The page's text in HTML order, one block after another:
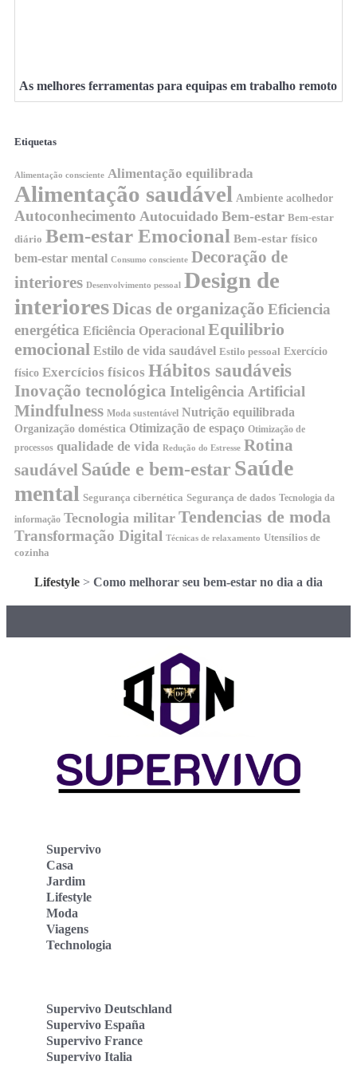
As melhores ferramentas para equipas em trabalho remoto
Etiquetas
Alimentação consciente Alimentação equilibrada
Alimentação saudável Ambiente acolhedor
Autoconhecimento Autocuidado Bem-estar Bem-estar
diário Bem-estar Emocional Bem-estar físico
bem-estar mental Consumo consciente Decoração de
interiores Desenvolvimento pessoal
Design de
interioresDicas de organização Eficiencia
energética Eficiência Operacional Equilibrio
emocional Estilo de vida saudável Estilo pessoal Exercício
físico Exercícios físicos Hábitos saudáveis
Inovação tecnológica Inteligência Artificial
Mindfulness Moda sustentável Nutrição equilibrada
Organização doméstica Otimização de espaço Otimização de
processos qualidade de vida Redução do Estresse Rotina
saudável Saúde e bem-estar Saúde
mental Segurança cibernética Segurança de dados Tecnologia da
informação Tecnologia militar Tendencias de moda
Transformação Digital Técnicas de relaxamento Utensílios de
cozinha
Lifestyle > Como melhorar seu bem-estar no dia a dia
Supervivo
Casa
Jardim
Lifestyle
Moda
Viagens
Technologia
Supervivo Deutschland
Supervivo España
Supervivo France
Supervivo Italia